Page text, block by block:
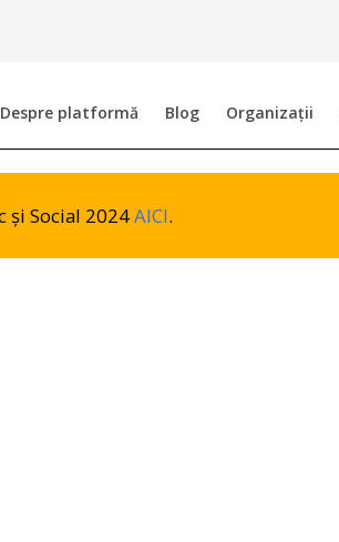
Despre platformă Blog Organizații
și Social 2024AICI.